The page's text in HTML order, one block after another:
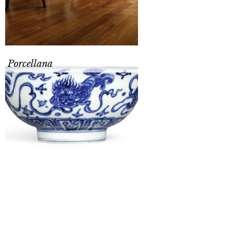
Porcellana